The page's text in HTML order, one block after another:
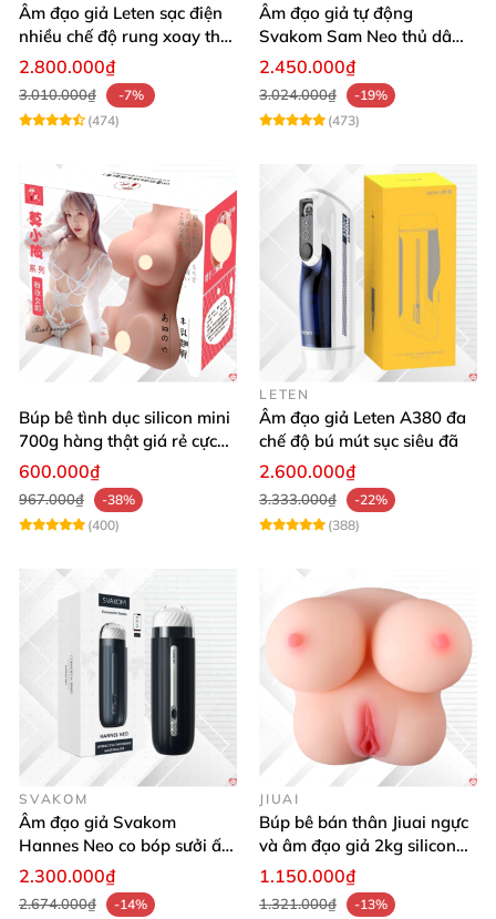
Âm đạo giả Leten sạc điện
nhiều chế độ rung xoay thụt
rên rỉ
2.800.000₫
3.010.000₫
-7%
(474)
Âm đạo giả tự động
Svakom Sam Neo thủ dâm
rung mút app điện thoại
2.450.000₫
3.024.000₫
-19%
(473)
Búp bê tình dục silicon mini
700g hàng thật giá rẻ cực
sướng
600.000₫
967.000₫
-38%
(400)
LETEN
Âm đạo giả Leten A380 đa
chế độ bú mút sục siêu đã
2.600.000₫
3.333.000₫
-22%
(388)
SVAKOM
Âm đạo giả Svakom
Hannes Neo co bóp sưởi ấm
điều khiển app tiện lợi kích
thích mạnh mẽ
2.300.000₫
2.674.000₫
-14%
JIUAI
Búp bê bán thân Jiuai ngực
và âm đạo giả 2kg silicon
nguyên khối cao cấp
1.150.000₫
1.321.000₫
-13%